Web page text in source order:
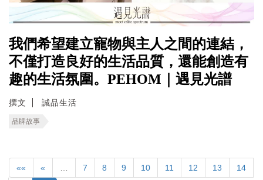
我們希望建立寵物與主人之間的連結，
不僅打造良好的生活品質，還能創造有
趣的生活氛圍。PEHOM｜遇見光譜
撰文 誠品生活
品牌故事
«« « 7 8 9 10 11 12 13 14